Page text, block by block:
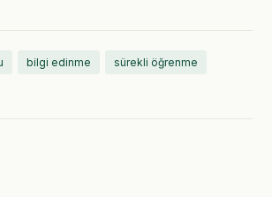
bilgi edinme sürekli öğrenme